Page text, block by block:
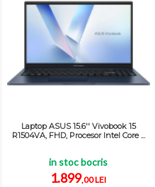
Laptop ASUS 15.6'' Vivobook 15
R1504VA, FHD, Procesor Intel Core ...
in stoc bocris
1.899,00 LEI